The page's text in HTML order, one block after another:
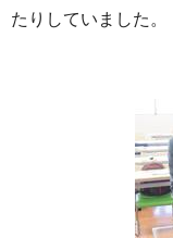
たりしていました。